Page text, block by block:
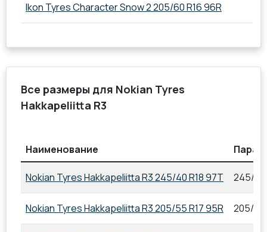
Ikon Tyres Character Snow 2 205/60 R16 96R
Все размеры для Nokian Tyres
Hakkapeliitta R3
Наименование
Nokian Tyres Hakkapeliitta R3 245/40 R18 97T 245/40
Nokian Tyres Hakkapeliitta R3 205/55 R17 95R 205/55